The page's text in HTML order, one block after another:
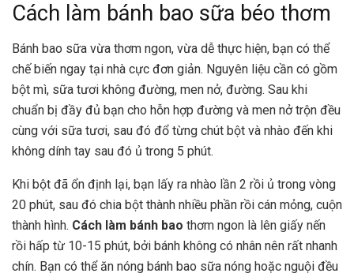
Cách làm bánh bao sữa béo thơm
Bánh bao sữa vừa thơm ngon, vừa dễ thực hiện, bạn có thể
chế biến ngay tại nhà cực đơn giản. Nguyên liệu cần có gồm
bột mì, sữa tươi không đường, men nở, đường. Sau khi
chuẩn bị đầy đủ bạn cho hỗn hợp đường và men nở trộn đều
cùng với sữa tươi, sau đó đổ từng chút bột và nhào đến khi
không dính tay sau đó ủ trong 5 phút.
Khi bột đã ổn định lại, bạn lấy ra nhào lần 2 rồi ủ trong vòng
20 phút, sau đó chia bột thành nhiều phần rồi cán mỏng, cuộn
thành hình. Cách làm bánh bao thơm ngon là lên giấy nến
rồi hấp từ 10-15 phút, bởi bánh không có nhân nên rất nhanh
chín. Bạn có thể ăn nóng bánh bao sữa nóng hoặc nguội đều